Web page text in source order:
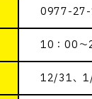
0977-
10：00～
12/31、